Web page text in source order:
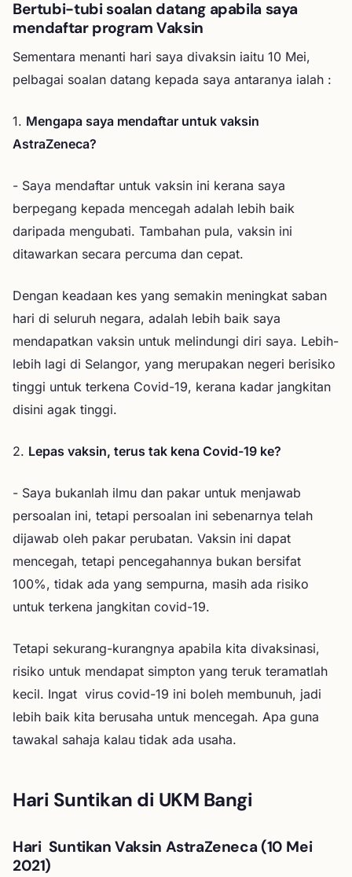
Bertubi-tubi soalan datang apabila saya
mendaftar program Vaksin
Sementara menanti hari saya divaksin iaitu 10 Mei,
pelbagai soalan datang kepada saya antaranya ialah :
1. Mengapa saya mendaftar untuk vaksin
AstraZeneca?
- Saya mendaftar untuk vaksin ini kerana saya
berpegang kepada mencegah adalah lebih baik
daripada mengubati. Tambahan pula, vaksin ini
ditawarkan secara percuma dan cepat.
Dengan keadaan kes yang semakin meningkat saban
hari di seluruh negara, adalah lebih baik saya
mendapatkan vaksin untuk melindungi diri saya. Lebih-
lebih lagi di Selangor, yang merupakan negeri berisiko
tinggi untuk terkena Covid-19, kerana kadar jangkitan
disini agak tinggi.
2. Lepas vaksin, terus tak kena Covid-19 ke?
- Saya bukanlah ilmu dan pakar untuk menjawab
persoalan ini, tetapi persoalan ini sebenarnya telah
dijawab oleh pakar perubatan. Vaksin ini dapat
mencegah, tetapi pencegahannya bukan bersifat
100%, tidak ada yang sempurna, masih ada risiko
untuk terkena jangkitan covid-19.
Tetapi sekurang-kurangnya apabila kita divaksinasi,
risiko untuk mendapat simpton yang teruk teramatlah
kecil. Ingat virus covid-19 ini boleh membunuh, jadi
lebih baik kita berusaha untuk mencegah. Apa guna
tawakal sahaja kalau tidak ada usaha.
Hari Suntikan di UKM Bangi
Hari Suntikan Vaksin AstraZeneca (10 Mei
2021)